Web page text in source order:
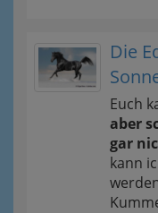
Die
Euch
aber
gar
kann